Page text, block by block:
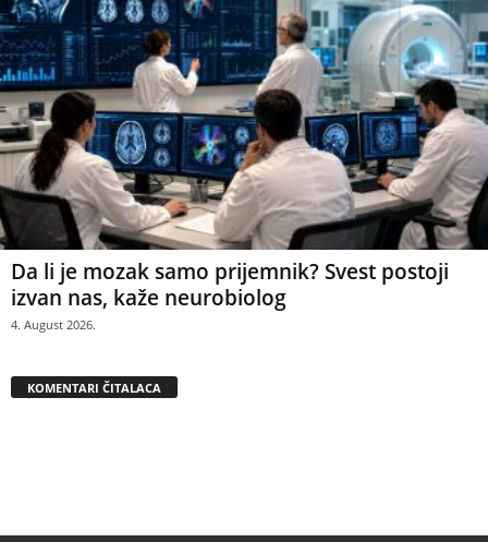
Da li je mozak samo prijemnik? Svest postoji
izvan nas, kaže neurobiolog
4. August 2026.
KOMENTARI ČITALACA